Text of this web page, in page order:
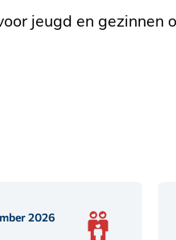
jeugd en gezinnen
2026